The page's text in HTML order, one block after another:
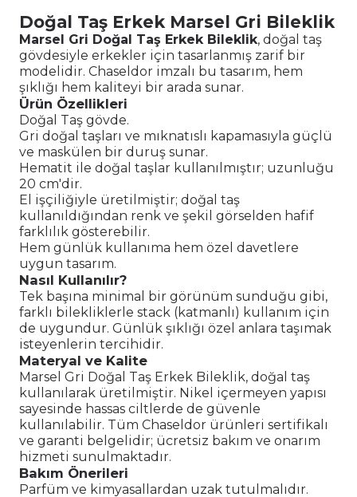
Doğal Taş Erkek Marsel Gri Bileklik
Marsel Gri Doğal Taş Erkek Bileklik, doğal taş
gövdesiyle erkekler için tasarlanmış zarif bir
modelidir. Chaseldor imzalı bu tasarım, hem
şıklığı hem kaliteyi bir arada sunar.
Ürün Özellikleri
Doğal Taş gövde.
Gri doğal taşları ve mıknatıslı kapamasıyla güçlü
ve maskülen bir duruş sunar.
Hematit ile doğal taşlar kullanılmıştır; uzunluğu
20 cm'dir.
El işçiliğiyle üretilmiştir; doğal taş
kullanıldığından renk ve şekil görselden hafif
farklılık gösterebilir.
Hem günlük kullanıma hem özel davetlere
uygun tasarım.
Nasıl Kullanılır?
Tek başına minimal bir görünüm sunduğu gibi,
farklı bilekliklerle stack (katmanlı) kullanım için
de uygundur. Günlük şıklığı özel anlara taşımak
isteyenlerin tercihidir.
Materyal ve Kalite
Marsel Gri Doğal Taş Erkek Bileklik, doğal taş
kullanılarak üretilmiştir. Nikel içermeyen yapısı
sayesinde hassas ciltlerde de güvenle
kullanılabilir. Tüm Chaseldor ürünleri sertifikalı
ve garanti belgelidir; ücretsiz bakım ve onarım
hizmeti sunulmaktadır.
Bakım Önerileri
Parfüm ve kimyasallardan uzak tutulmalıdır.